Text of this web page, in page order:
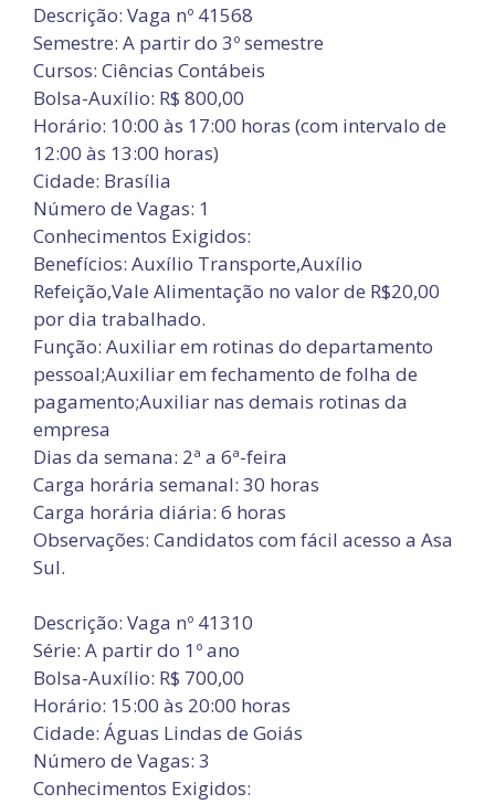
Descrição: Vaga nº 41568
Semestre: A partir do 3º semestre
Cursos: Ciências Contábeis
Bolsa-Auxílio: R$ 800,00
Horário: 10:00 às 17:00 horas (com intervalo de
12:00 às 13:00 horas)
Cidade: Brasília
Número de Vagas: 1
Conhecimentos Exigidos:
Benefícios: Auxílio Transporte,Auxílio
Refeição,Vale Alimentação no valor de R$20,00
por dia trabalhado.
Função: Auxiliar em rotinas do departamento
pessoal;Auxiliar em fechamento de folha de
pagamento;Auxiliar nas demais rotinas da
empresa
Dias da semana: 2ª a 6ª-feira
Carga horária semanal: 30 horas
Carga horária diária: 6 horas
Observações: Candidatos com fácil acesso a Asa
Sul.
Descrição: Vaga nº 41310
Série: A partir do 1º ano
Bolsa-Auxílio: R$ 700,00
Horário: 15:00 às 20:00 horas
Cidade: Águas Lindas de Goiás
Número de Vagas: 3
Conhecimentos Exigidos: